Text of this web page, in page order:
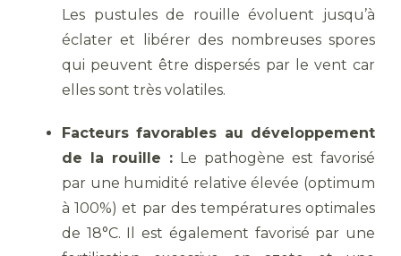
Les pustules de rouille évoluent jusqu’à
éclater et libérer des nombreuses spores
qui peuvent être dispersés par le vent car
elles sont très volatiles.
Facteurs favorables au développement
de la rouille : Le pathogène est favorisé
par une humidité relative élevée (optimum
à 100%) et par des températures optimales
de 18°C. Il est également favorisé par une